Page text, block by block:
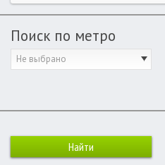
Поиск по метро
Не выбрано